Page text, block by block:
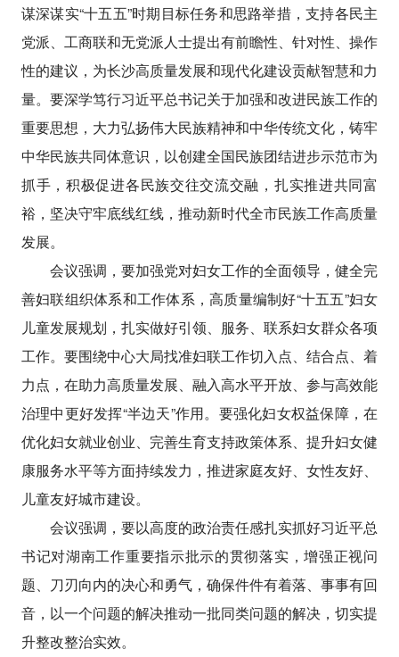
谋深谋实“十五五”时期目标任务和思路举措，支持各民主
党派、工商联和无党派人士提出有前瞻性、针对性、操作
性的建议，为长沙高质量发展和现代化建设贡献智慧和力
量。要深学笃行习近平总书记关于加强和改进民族工作的
重要思想，大力弘扬伟大民族精神和中华传统文化，铸牢
中华民族共同体意识，以创建全国民族团结进步示范市为
抓手，积极促进各民族交往交流交融，扎实推进共同富
裕，坚决守牢底线红线，推动新时代全市民族工作高质量
发展。
会议强调，要加强党对妇女工作的全面领导，健全完
善妇联组织体系和工作体系，高质量编制好“十五五”妇女
儿童发展规划，扎实做好引领、服务、联系妇女群众各项
工作。要围绕中心大局找准妇联工作切入点、结合点、着
力点，在助力高质量发展、融入高水平开放、参与高效能
治理中更好发挥“半边天”作用。要强化妇女权益保障，在
优化妇女就业创业、完善生育支持政策体系、提升妇女健
康服务水平等方面持续发力，推进家庭友好、女性友好、
儿童友好城市建设。
会议强调，要以高度的政治责任感扎实抓好习近平总
书记对湖南工作重要指示批示的贯彻落实，增强正视问
题、刀刃向内的决心和勇气，确保件件有着落、事事有回
音，以一个问题的解决推动一批同类问题的解决，切实提
升整改整治实效。